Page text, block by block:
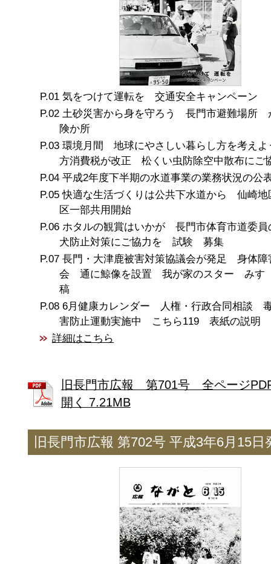
気をつけて運転を 交通安全キャンペーン
土砂災害から身を守ろう 長門市避難場所
険か所
環境月間 地球にやさしい暮らし方を考え
方消費税が改正 松くい虫防除空中散布にご
平成2年度下半期の水道事業の業務状況の公
快適な生活づくりは公共下水道から 仙崎地
区一部共用開始
ホタルの観賞はいかが 長門市体育市道委
犬防止対策にご協力を 試験 募集
長門・大津鹿被害対策協議会が発足 身体障
会 通に鯨像を設置 我が家のスター みす
稿
6月健康カレンダー 人権・行政合同相談
害防止運動実施中 こちら119 表紙の説明
詳細はこちら
旧長門市広報 第701号 全ページ
開く 7.21MB
旧長門市広報 第702号 平成3年6月15日